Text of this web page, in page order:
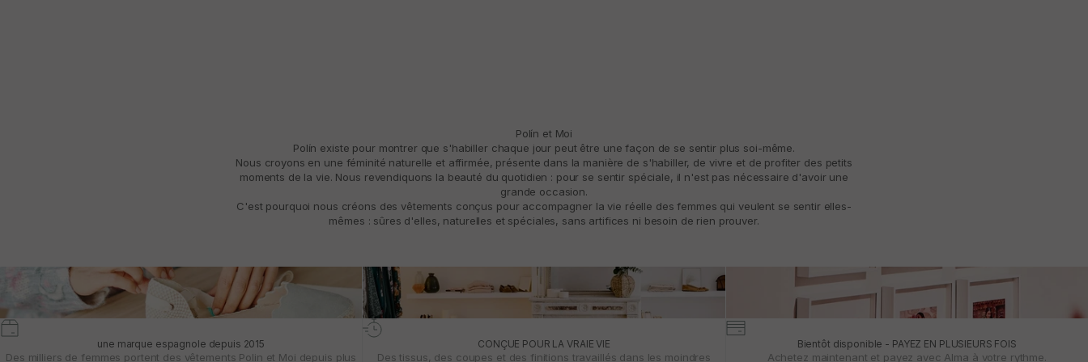
Polín et Moi
Polín existe pour montrer que s'habiller chaque jour peut être une façon de se sentir plus soi-même.
Nous croyons en une féminité naturelle et affirmée, présente dans la manière de s'habiller, de vivre et de profiter des petits
moments de la vie. Nous revendiquons la beauté du quotidien : pour se sentir spéciale, il n'est pas nécessaire d'avoir une
grande occasion.
C'est pourquoi nous créons des vêtements conçus pour accompagner la vie réelle des femmes qui veulent se sentir elles-
mêmes : sûres d'elles, naturelles et spéciales, sans artifices ni besoin de rien prouver.
une marque espagnole depuis 2015
Des milliers de femmes portent des vêtements Polin et Moi depuis plus
CONÇUE POUR LA VRAIE VIE
Des tissus, des coupes et des finitions travaillés dans les moindres
Bientôt disponible - PAYEZ EN PLUSIEURS FOIS
Achetez maintenant et payez avec Alma à votre rythme.